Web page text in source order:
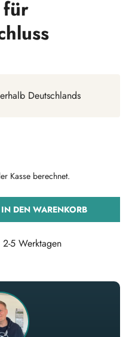
Deutschlands
Kasse berechnet.
IN DEN WARENKORB
5 Werktagen